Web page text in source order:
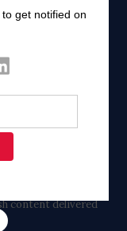
content delivered